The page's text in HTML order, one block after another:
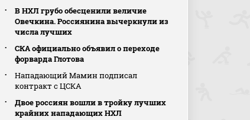
В НХЛ грубо обесценили величие
Овечкина. Россиянина вычеркнули из
числа лучших
СКА официально объявил о переходе
форварда Глотова
Нападающий Мамин подписал
контракт с ЦСКА
Двое россиян вошли в тройку лучших
крайних нападающих НХЛ